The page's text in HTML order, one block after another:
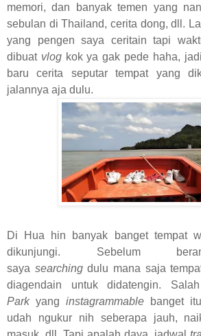
memori, dan banyak temen yang
sebulan di Thailand, cerita dong, dll.
yang pengen saya ceritain tapi
dibuat vlog kok ya gak pede haha,
baru cerita seputar tempat yang
jalannya aja dulu.
Di Hua hin banyak banget tempat
dikunjungi. Sebelum
saya searchingdulu mana saja
diagendain untuk didatengin.
Park yang instagrammable banget
udah ngukur nih seberapa jauh,